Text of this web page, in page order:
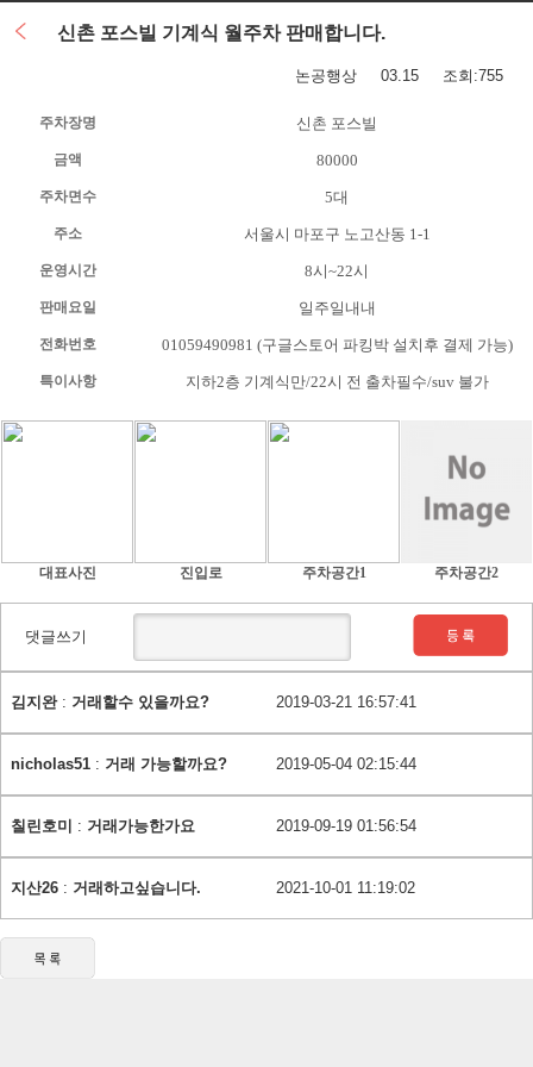
신촌 포스빌 기계식 월주차 판매합니다.
논공행상 03.15 조회:755
주차장명 신촌 포스빌
금액 80000
주차면수 5대
주소 서울시 마포구 노고산동 1-1
운영시간 8시~22시
판매요일 일주일내내
전화번호 01059490981 (구글스토어 파킹박 설치후 결제 가능)
특이사항 지하2층 기계식만/22시 전 출차필수/suv 불가
대표사진 진입로 주차공간1 주차공간2
댓글쓰기
김지완: 거래할수 있을까요? 2019-03-21 16:57:41
nicholas51 : 거래 가능할까요? 2019-05-04 02:15:44
칠린호미 : 거래가능한가요 2019-09-19 01:56:54
지산26 : 거래하고싶습니다. 2021-10-01 11:19:02